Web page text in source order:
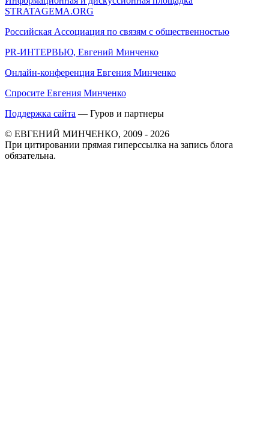
STRATAGEMA.ORG
Российская Ассоциация по связям с общественностью
PR-ИНТЕРВЬЮ, Евгений Минченко
Онлайн-конференция Евгения Минченко
Спросите Евгения Минченко
Поддержка сайта — Гуров и партнеры
© ЕВГЕНИЙ МИНЧЕНКО, 2009 - 2026
При цитировании прямая гиперссылка на запись блога
обязательна.